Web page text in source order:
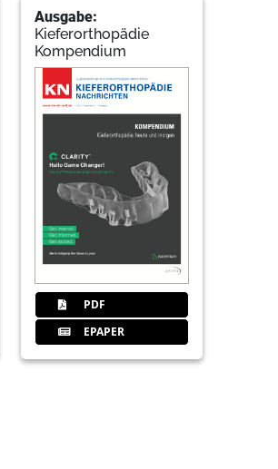
Ausgabe:
Kieferorthopädie
Kompendium
PDF
EPAPER